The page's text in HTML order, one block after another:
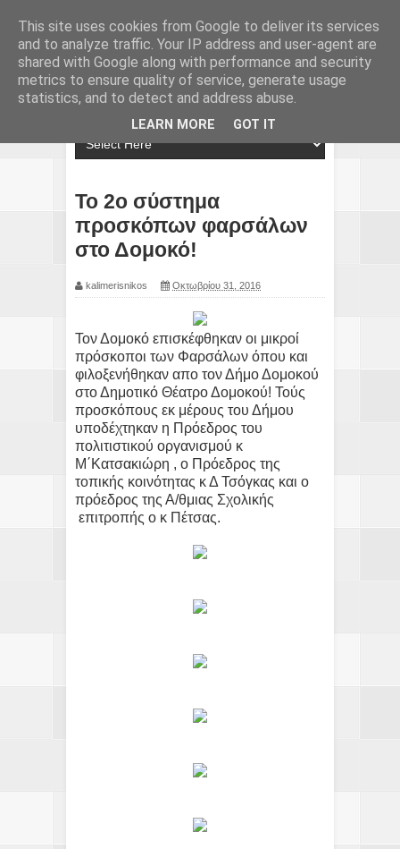
Το 2ο σύστημα
προσκόπων φαρσάλων
στο Δομοκό!
kalimerisnikos Οκτωβρίου 31, 2016
Τον Δομοκό επισκέφθηκαν οι μικροί
πρόσκοποι των Φαρσάλων όπου και
φιλοξενήθηκαν απο τον Δήμο Δομοκού
στο Δημοτικό Θέατρο Δομοκού! Τούς
προσκόπους εκ μέρους του Δήμου
υποδέχτηκαν η Πρόεδρος του
πολιτιστικού οργανισμού κ
Μ΄Κατσακιώρη , ο Πρόεδρος της
τοπικής κοινότητας κ Δ Τσόγκας και ο
πρόεδρος της Α/θμιας Σχολικής
επιτροπής ο κ Πέτσας.
This site uses cookies from Google to deliver its services
and to analyze traffic. Your IP address and user-agent are
shared with Google along with performance and security
metrics to ensure quality of service, generate usage
statistics, and to detect and address abuse.
LEARN MORE GOT IT